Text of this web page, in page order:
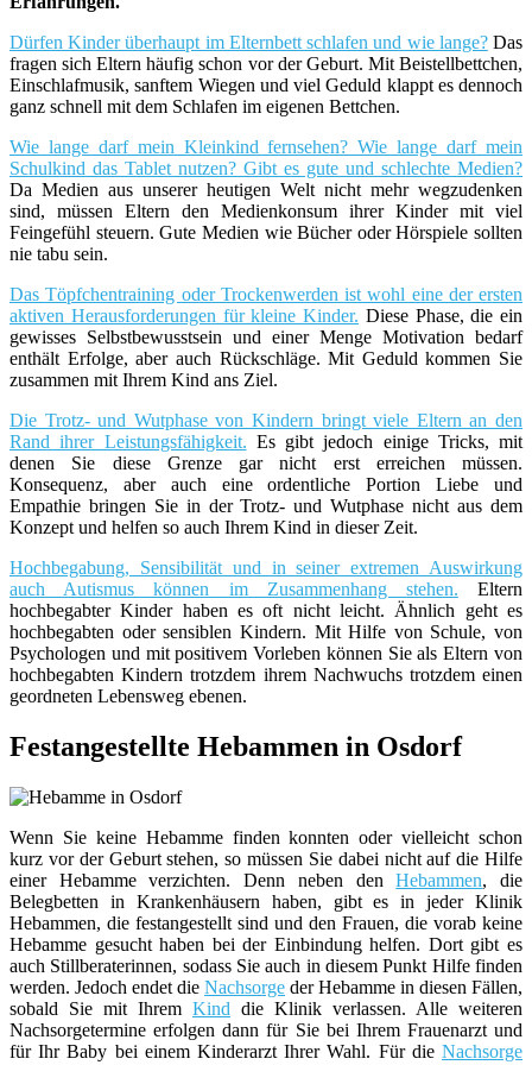
Dürfen Kinder überhaupt im Elternbett schlafen und wie lange?Das
fragen sich Eltern häufig schon vor der Geburt. Mit Beistellbettchen,
Einschlafmusik, sanftem Wiegen und viel Geduld klappt es dennoch
ganz schnell mit dem Schlafen im eigenen Bettchen.
Wie lange darf mein Kleinkind fernsehen? Wie lange darf mein
Schulkind das Tablet nutzen? Gibt es gute und schlechte Medien?
Da Medien aus unserer heutigen Welt nicht mehr wegzudenken
sind, müssen Eltern den Medienkonsum ihrer Kinder mit viel
Feingefühl steuern. Gute Medien wie Bücher oder Hörspiele sollten
nie tabu sein.
Das Töpfchentraining oder Trockenwerden ist wohl eine der ersten
aktiven Herausforderungen für kleine Kinder. Diese Phase, die ein
gewisses Selbstbewusstsein und einer Menge Motivation bedarf
enthält Erfolge, aber auch Rückschläge. Mit Geduld kommen Sie
zusammen mit Ihrem Kind ans Ziel.
Die Trotz- und Wutphase von Kindern bringt viele Eltern an den
Rand ihrer Leistungsfähigkeit. Es gibt jedoch einige Tricks, mit
denen Sie diese Grenze gar nicht erst erreichen müssen.
Konsequenz, aber auch eine ordentliche Portion Liebe und
Empathie bringen Sie in der Trotz- und Wutphase nicht aus dem
Konzept und helfen so auch Ihrem Kind in dieser Zeit.
Hochbegabung, Sensibilität und in seiner extremen Auswirkung
auch Autismus können im Zusammenhang stehen. Eltern
hochbegabter Kinder haben es oft nicht leicht. Ähnlich geht es
hochbegabten oder sensiblen Kindern. Mit Hilfe von Schule, von
Psychologen und mit positivem Vorleben können Sie als Eltern von
hochbegabten Kindern trotzdem ihrem Nachwuchs trotzdem einen
geordneten Lebensweg ebenen.
Festangestellte Hebammen in Osdorf
Wenn Sie keine Hebamme finden konnten oder vielleicht schon
kurz vor der Geburt stehen, so müssen Sie dabei nicht auf die Hilfe
einer Hebamme verzichten. Denn neben denHebammen, die
Belegbetten in Krankenhäusern haben, gibt es in jeder Klinik
Hebammen, die festangestellt sind und den Frauen, die vorab keine
Hebamme gesucht haben bei der Einbindung helfen. Dort gibt es
auch Stillberaterinnen, sodass Sie auch in diesem Punkt Hilfe finden
werden. Jedoch endet die Nachsorge der Hebamme in diesen Fällen,
sobald Sie mit Ihrem Kind die Klinik verlassen. Alle weiteren
Nachsorgetermine erfolgen dann für Sie bei Ihrem Frauenarzt und
für Ihr Baby bei einem Kinderarzt Ihrer Wahl. Für die Nachsorge